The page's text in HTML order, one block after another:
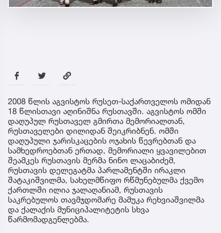
2008 წლის აგვისტოს რუსეთ-საქართველოს ომიდან
18 წლისთავი აღინიშნა რუსთავში. აგვისტოს ომში
დაღუპულ რუსთაველ გმირთა მემორიალთან,
რუსთაველები დილიდან შეიკრიბნენ. ომში
დაღუპული ჯარისკაცების ოჯახის წევრებთან და
სამხედროებთან ერთად, მემორიალი ყვავილებით
შეამკეს რუსთავის მერმა ნინო ლაცაბიძემ,
რუსთავის დელეგატმა პარლამენტში ირაკლი
შატაკიშვილმა, სახელმწიფო რწმუნებულმა ქვემო
ქართლში ილია ჯალაღანიამ, რუსთავის
საკრებულოს თავმჯდომარე მამუკა რეხვიაშვილმა
და ქალაქის მუნიციპალიტეტის სხვა
წარმომადგენლებმა.